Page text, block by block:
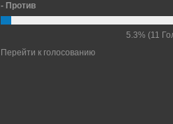
- Против
5.3% (11
Перейти к голосованию